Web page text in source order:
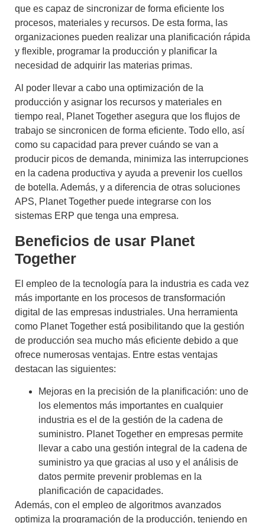
que es capaz de sincronizar de forma eficiente los
procesos, materiales y recursos. De esta forma, las
organizaciones pueden realizar una planificación rápida
y flexible, programar la producción y planificar la
necesidad de adquirir las materias primas.
Al poder llevar a cabo una optimización de la
producción y asignar los recursos y materiales en
tiempo real, Planet Together asegura que los flujos de
trabajo se sincronicen de forma eficiente. Todo ello, así
como su capacidad para prever cuándo se van a
producir picos de demanda, minimiza las interrupciones
en la cadena productiva y ayuda a prevenir los cuellos
de botella. Además, y a diferencia de otras soluciones
APS, Planet Together puede integrarse con los
sistemas ERP que tenga una empresa.
Beneficios de usar Planet
Together
El empleo de la tecnología para la industria es cada vez
más importante en los procesos de transformación
digital de las empresas industriales. Una herramienta
como Planet Together está posibilitando que la gestión
de producción sea mucho más eficiente debido a que
ofrece numerosas ventajas. Entre estas ventajas
destacan las siguientes:
Mejoras en la precisión de la planificación: uno de
los elementos más importantes en cualquier
industria es el de la gestión de la cadena de
suministro. Planet Together en empresas permite
llevar a cabo una gestión integral de la cadena de
suministro ya que gracias al uso y el análisis de
datos permite prevenir problemas en la
planificación de capacidades.
Además, con el empleo de algoritmos avanzados
optimiza la programación de la producción, teniendo en